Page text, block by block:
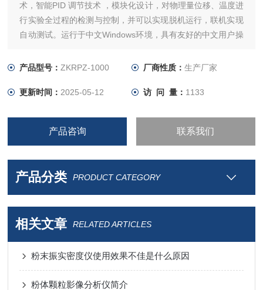
术，智能PID 调节技术 ，模块化设计，对物理量位移、温度进
行实验全过程的检测与控制，并可以实现脱机运行，联机实现
自动测试。运行于中文Windows环境，具有友好的中文用户操
产品型号：ZKRPZ-1000 厂商性质： 生产厂家
更新时间： 2025-05-12 访 问 量： 1133
产品咨询 联系我们
产品分类 PRODUCT CATEGORY
相关文章 RELATED ARTICLES
粉末振实密度仪使用效果不佳是什么原因
粉体颗粒影像分析仪简介